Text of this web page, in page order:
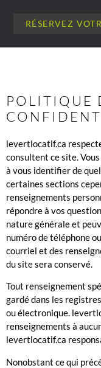
RÉSERVEZ
POLITIQUE
levertlocatif.ca
consultent ce site.
à vous identifier de
certaines sections
renseignements
répondre à vos
nature générale et
numéro de téléphone
courriel et des
du site sera conservé.
Tout renseignement
gardé dans les
ou électronique.
renseignements à
levertlocatif.ca
Nonobstant ce qui